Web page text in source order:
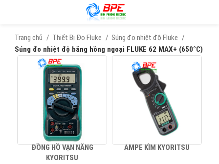
Trang chủ Thiết Bị Đo Fluke
Súng đo nhiệt độ Fluke
Súng đo nhiệt độ bằng hồng ngoại FLUKE 62 MAX+ (650°C)
ĐỒNG HỒ VẠN NĂNG
KYORITSU
AMPE KÌM KYORITSU